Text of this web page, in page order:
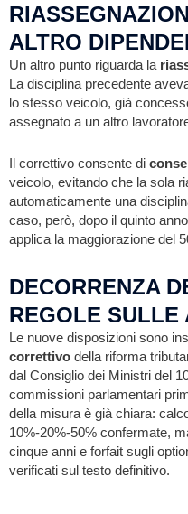
ALTRO
Un altro punto riguarda la
La disciplina precedente
lo stesso veicolo, già
assegnato a un altro
Il correttivo consente di
veicolo, evitando che la sola
automaticamente una
caso, però, dopo il quinto
applica la maggiorazione del
DECORRENZA
REGOLE SULLE
Le nuove disposizioni sono
correttivo della riforma
dal Consiglio dei Ministri del
commissioni parlamentari
della misura è già chiara:
10%-20%-50% confermate,
cinque anni e forfait sugli
verificati sul testo definitivo.